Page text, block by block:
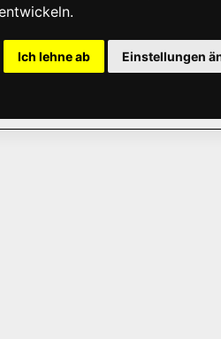
Ich lehne ab Einstellungen